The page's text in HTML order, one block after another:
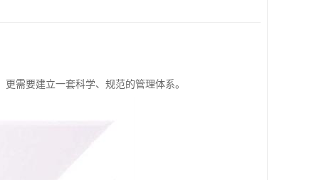
需要建立一套科学、规范的管理体系。